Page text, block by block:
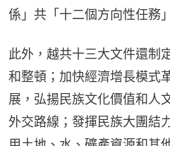
係」共「十二個方向性任務
此外，越共十三大文件還制
和整頓；加快經濟增長模式
展，弘揚民族文化價值和人
外交路線；發揮民族大團結